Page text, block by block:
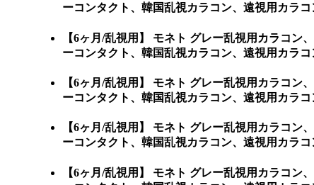
ーコンタクト、韓国乱視カラコン、遠視用カラ
【6ヶ月/乱視用】 モネト グレー乱視用カラコン、
ーコンタクト、韓国乱視カラコン、遠視用カラ
【6ヶ月/乱視用】 モネト グレー乱視用カラコン、
ーコンタクト、韓国乱視カラコン、遠視用カラ
【6ヶ月/乱視用】 モネト グレー乱視用カラコン、
ーコンタクト、韓国乱視カラコン、遠視用カラ
【6ヶ月/乱視用】 モネト グレー乱視用カラコン、